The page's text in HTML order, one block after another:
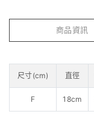
商品資訊
尺寸(cm) 直徑
F 18cm